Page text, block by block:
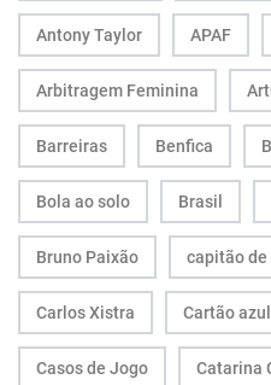
Antony Taylor APAF
Arbitragem Feminina
Barreiras Benfica
Bola ao solo Brasil
Bruno Paixão capitão de
Carlos Xistra Cartão azul
Casos de Jogo Catarina